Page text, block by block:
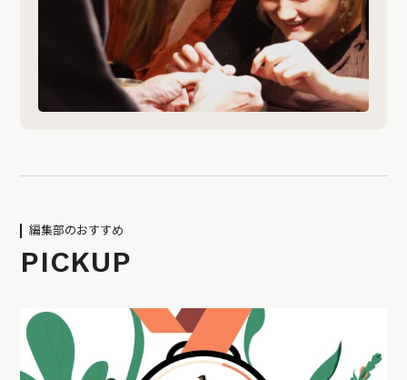
編集部のおすすめ
PICKUP